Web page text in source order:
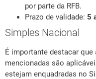
por parte da RFB.
Prazo de validade: 5
Simples Nacional
É importante destacar que
mencionadas são
estejam enquadradas no